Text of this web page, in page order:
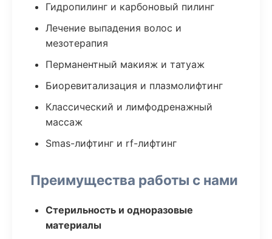
Гидропилинг и карбоновый пилинг
Лечение выпадения волос и
мезотерапия
Перманентный макияж и татуаж
Биоревитализация и плазмолифтинг
Классический и лимфодренажный
массаж
Smas-лифтинг и rf-лифтинг
Преимущества работы с нами
Стерильность и одноразовые
материалы